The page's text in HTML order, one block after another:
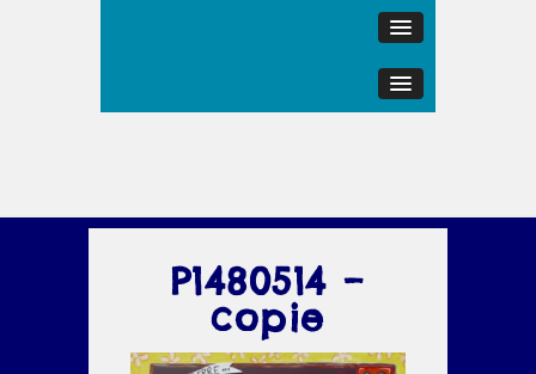
P1480514 –
copie